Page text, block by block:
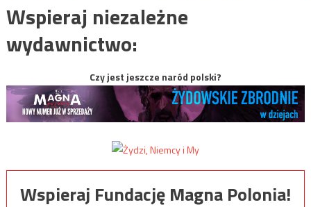
Wspieraj niezależne
wydawnictwo:
Czy jest jeszcze naród polski?
Wspieraj Fundację Magna Polonia!